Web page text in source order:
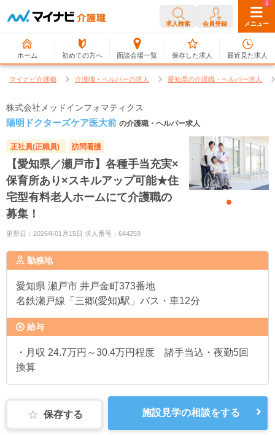
求人検索 会員登録 メニュー
ホーム 初めての方へ 面談会場一覧
0
保存した求人
1
最近見た求人
マイナビ介護職 介護職・ヘルパーの求人 愛知県の介護職・ヘルパー求人
株式会社メッドインフォマティクス
陽明ドクターズケア医大前 の介護職・ヘルパー求人
正社員(正職員) 訪問看護
【愛知県／瀬戸市】各種手当充実×
保育所あり×スキルアップ可能★住
宅型有料老人ホームにて介護職の
募集！
更新日：2026年01月15日 求人番号：644259
勤務地
愛知県 瀬戸市 井戸金町373番地
名鉄瀬戸線「三郷(愛知)駅」バス・車12分
給与
・月収 24.7万円～30.4万円程度 諸手当込・夜勤5回
換算
保存する 施設見学の相談をする